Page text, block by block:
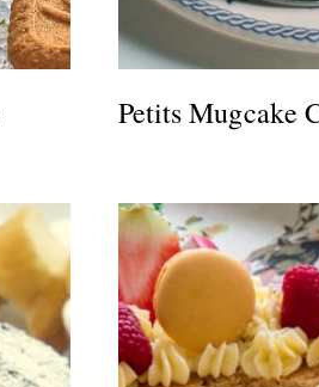
Petits Mugcake